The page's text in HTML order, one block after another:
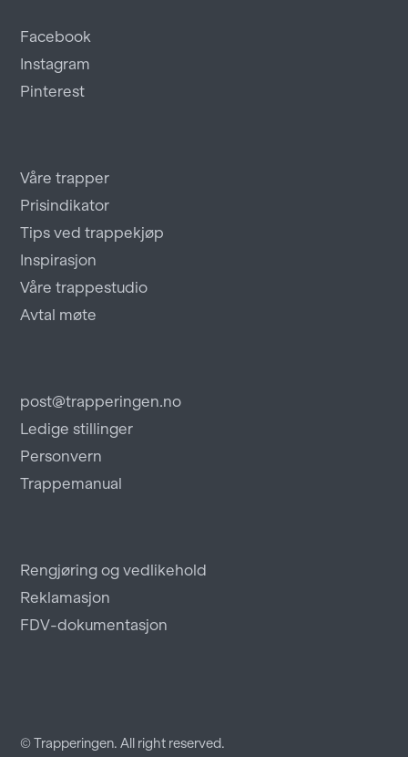
Facebook
Instagram
Pinterest
Våre trapper
Prisindikator
Tips ved trappekjøp
Inspirasjon
Våre trappestudio
Avtal møte
post@trapperingen.no
Ledige stillinger
Personvern
Trappemanual
Rengjøring og vedlikehold
Reklamasjon
FDV-dokumentasjon
© Trapperingen. All right reserved.